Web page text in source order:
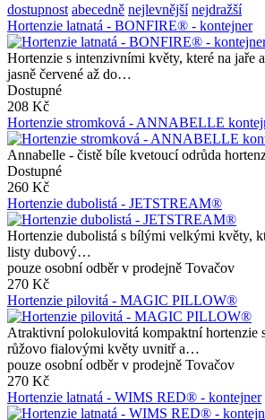
dostupnost abecedně nejlevnější nejdražší
Hortenzie latnatá - BONFIRE® - kontejner
Hortenzie s intenzivními květy, které na jaře
jasně červené až do…
Dostupné
208 Kč
Hortenzie stromková - ANNABELLE
Annabelle - čistě bíle kvetoucí odrůda
Dostupné
260 Kč
Hortenzie dubolistá - JETSTREAM®
Hortenzie dubolistá s bílými velkými květy,
listy dubový…
pouze osobní odběr v prodejně Tovačov
270 Kč
Hortenzie pilovitá - MAGIC PILLOW®
Atraktivní polokulovitá kompaktní hortenzie
růžovo fialovými květy uvnitř a…
pouze osobní odběr v prodejně Tovačov
270 Kč
Hortenzie latnatá - WIMS RED® - kontejner